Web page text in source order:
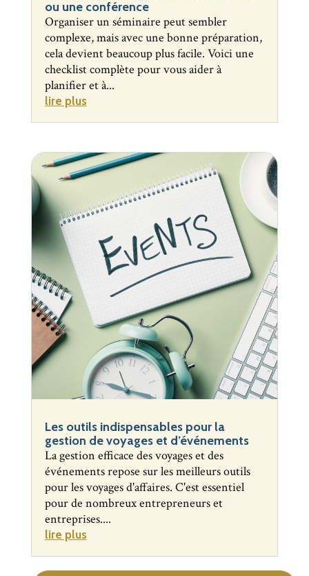
ou une conférence
Organiser un séminaire peut sembler
complexe, mais avec une bonne préparation,
cela devient beaucoup plus facile. Voici une
checklist complète pour vous aider à
planifier et à...
lire plus
Les outils indispensables pour la
gestion de voyages et d’événements
La gestion efficace des voyages et des
événements repose sur les meilleurs outils
pour les voyages d'affaires. C'est essentiel
pour de nombreux entrepreneurs et
entreprises....
lire plus